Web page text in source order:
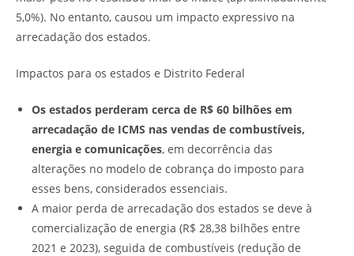
5,0%). No entanto, causou um impacto expressivo na
arrecadação dos estados.
Impactos para os estados e Distrito Federal
Os estados perderam cerca de R$ 60 bilhões em
arrecadação de ICMS nas vendas de combustíveis,
energia e comunicações, em decorrência das
alterações no modelo de cobrança do imposto para
esses bens, considerados essenciais.
A maior perda de arrecadação dos estados se deve à
comercialização de energia (R$ 28,38 bilhões entre
2021 e 2023), seguida de combustíveis (redução de